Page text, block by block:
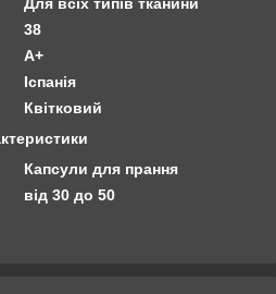
38
А+
Іспанія
Квітковий
Капсули для прання
від 30 до 50